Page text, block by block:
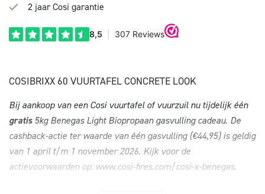
2 jaar Cosi garantie
COSIBRIXX 60 VUURTAFEL CONCRETE LOOK
Bij aankoop van een Cosi vuurtafel of vuurzuil nu tijdelijk één
gratis5kg Benegas Light Biopropaan gasvulling cadeau. De
cashback-actie ter waarde van één gasvulling (€44,95) is geldig
van 1 april t/m 1 november 2026. Kijk voor de
actievoorwaarden op: www.cosi-fires.com/cosi-x-benegas.